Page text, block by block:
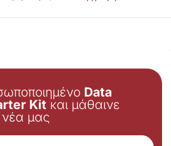
Data
Kit και μάθαινε
νέα μας